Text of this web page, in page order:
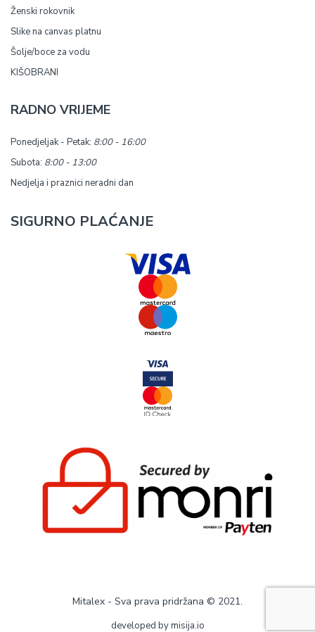
Ženski rokovnik
Slike na canvas platnu
Šolje/boce za vodu
KIŠOBRANI
RADNO VRIJEME
Ponedjeljak - Petak: 8:00 - 16:00
Subota: 8:00 - 13:00
Nedjelja i praznici neradni dan
SIGURNO PLAĆANJE
Mitalex - Sva prava pridržana © 2021.
developed bymisija.io